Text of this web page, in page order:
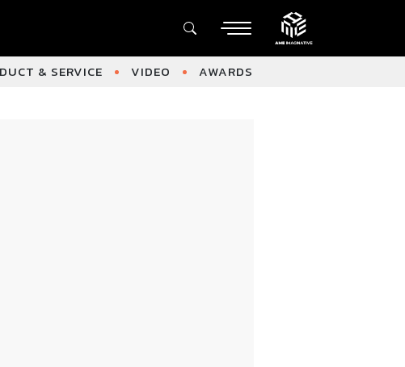
& SERVICE VIDEO AWARDS